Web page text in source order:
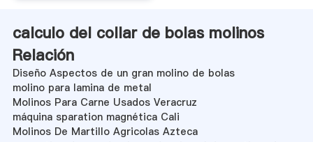
calculo del collar de bolas molinos
Relación
Diseño Aspectos de un gran molino de bolas
molino para lamina de metal
Molinos Para Carne Usados Veracruz
máquina sparation magnética Cali
Molinos De Martillo Agricolas Azteca